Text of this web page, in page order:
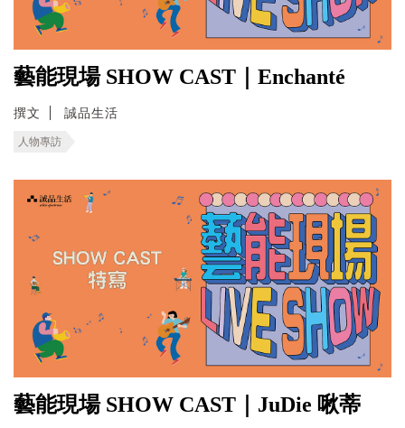
藝能現場 SHOW CAST｜Enchanté
撰文 誠品生活
人物專訪
藝能現場 SHOW CAST｜JuDie 啾蒂